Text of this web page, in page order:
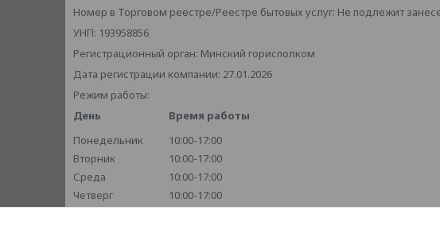
Номер в Торговом реестре/Реестре бытовых услуг: Не подлежит
УНП: 193958856
Регистрационный орган: Минский горисполком
Дата регистрации компании: 27.01.2026
Режим работы:
День
Время работы
Понедельник
10:00-17:00
Вторник
10:00-17:00
Среда
10:00-17:00
Четверг
10:00-17:00